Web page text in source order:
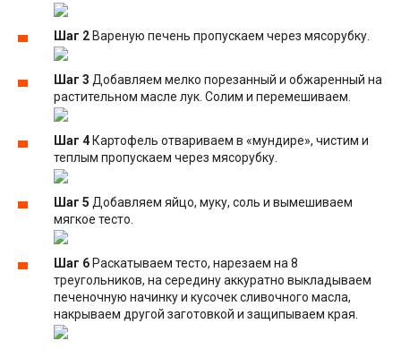
Шаг 2 Вареную печень пропускаем через мясорубку.
Шаг 3 Добавляем мелко порезанный и обжаренный на
растительном масле лук. Солим и перемешиваем.
Шаг 4 Картофель отвариваем в «мундире», чистим и
теплым пропускаем через мясорубку.
Шаг 5 Добавляем яйцо, муку, соль и вымешиваем
мягкое тесто.
Шаг 6 Раскатываем тесто, нарезаем на 8
треугольников, на середину аккуратно выкладываем
печеночную начинку и кусочек сливочного масла,
накрываем другой заготовкой и защипываем края.